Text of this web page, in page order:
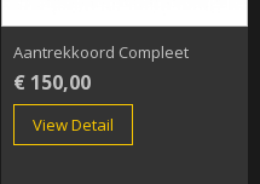
Aantrekkoord Compleet
€ 150,00
View Detail